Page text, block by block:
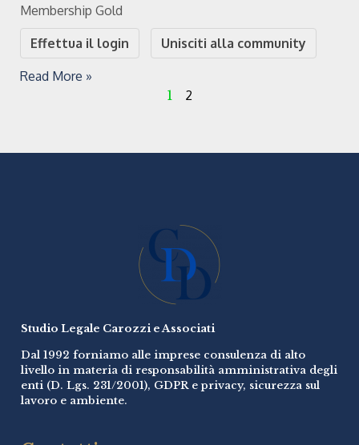
Membership Gold
Effettua il login Unisciti alla community
Read More »
1
2
Studio Legale Carozzi e Associati
Dal 1992 forniamo alle imprese consulenza di alto
livello in materia di responsabilità amministrativa degli
enti (D. Lgs. 231/2001), GDPR e privacy, sicurezza sul
lavoro e ambiente.